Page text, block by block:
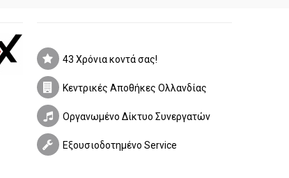
43 Χρόνια κοντά σας!
Κεντρικές Αποθήκες Ολλανδίας
Οργανωμένο Δίκτυο Συνεργατών
Εξουσιοδοτημένο Service